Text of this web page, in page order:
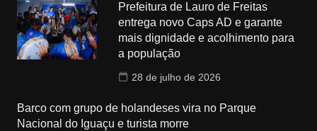
Prefeitura de Lauro de Freitas
entrega novo Caps AD e garante
mais dignidade e acolhimento para
a população
28 de julho de 2026
Barco com grupo de holandeses vira no Parque
Nacional do Iguaçu e turista morre